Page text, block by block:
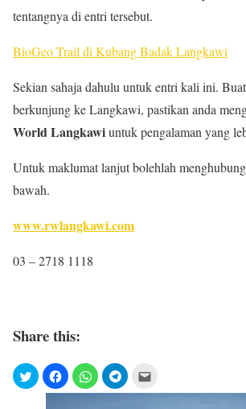
tentangnya di entri tersebut.
BioGeo Trail di Kubang Badak Langkawi
Sekian sahaja dahulu untuk entri kali ini.
berkunjung ke Langkawi, pastikan anda
World Langkawiuntuk pengalaman yang
Untuk maklumat lanjut bolehlah
bawah.
www.rwlangkawi.com
03 – 2718 1118
Share this: